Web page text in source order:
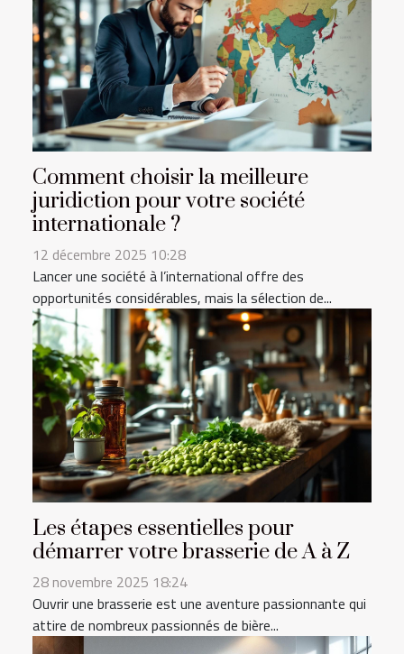
Comment choisir la meilleure
juridiction pour votre société
internationale ?
12 décembre 2025 10:28
Lancer une société à l’international offre des
opportunités considérables, mais la sélection de...
Les étapes essentielles pour
démarrer votre brasserie de A à Z
28 novembre 2025 18:24
Ouvrir une brasserie est une aventure passionnante qui
attire de nombreux passionnés de bière...